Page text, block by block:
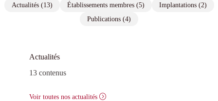
Actualités (13) Établissements membres (5)
Implantations (2)
Publications (4)
Actualités
13 contenus
Voir toutes nos actualités